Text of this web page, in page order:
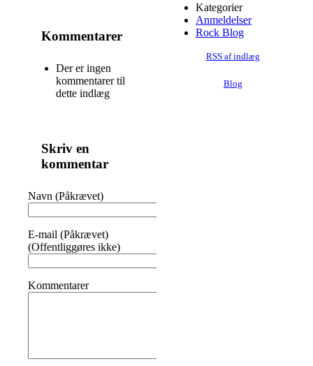
Kommentarer
Der er ingen
kommentarer til
dette indlæg
Skriv en
kommentar
Navn (Påkrævet)
E-mail (Påkrævet)
(Offentliggøres ikke)
Kommentarer
Kategorier
Anmeldelser
Rock Blog
RSS af indlæg
Blog